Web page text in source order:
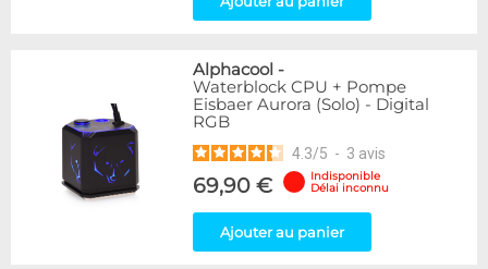
Alphacool -
Waterblock CPU + Pompe
Eisbaer Aurora (Solo) - Digital
RGB
4.3/5 - 3 avis
69,90 €
Indisponible
Délai inconnu
Ajouter au panier